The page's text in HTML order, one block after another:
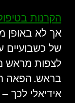
הקרנות
אך לא באופן
של כשבועיים
לצפות מראש
בראש. הפאה
אידיאלי לכך